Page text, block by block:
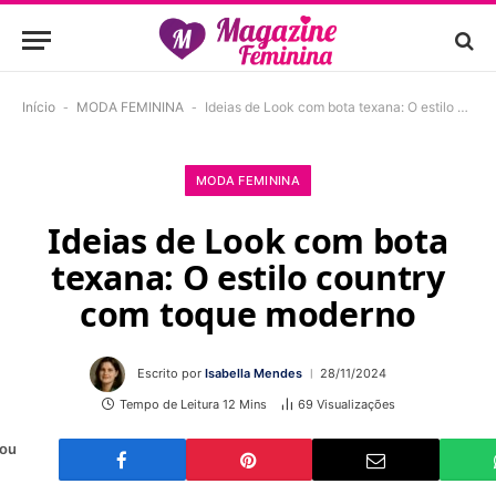
Início - MODA FEMININA - Ideias de Look com bota texana: O estilo country com toque moderno
MODA FEMININA
Ideias de Look com bota
texana: O estilo country
com toque moderno
Escrito por Isabella Mendes
28/11/2024
Tempo de Leitura 12 Mins
69 Visualizações